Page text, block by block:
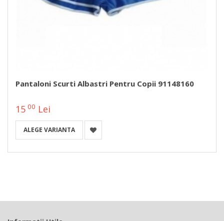
Pantaloni Scurti Albastri Pentru Copii 91148160
15 00 Lei
ALEGE VARIANTA